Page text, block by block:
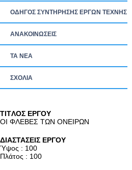
ΟΔΗΓΟΣ ΣΥΝΤΗΡΗΣΗΣ ΕΡΓΩΝ ΤΕΧΝΗΣ
ΑΝΑΚΟΙΝΩΣΕΙΣ
ΤΑ ΝEΑ
ΣΧΟΛΙΑ
TITΛΟΣ ΕΡΓΟΥ
ΟΙ ΦΛΕΒΕΣ ΤΩΝ ΟΝΕΙΡΩΝ
ΔΙΑΣΤΑΣΕΙΣ ΕΡΓΟΥ
Ύψος : 100
Πλάτος : 100